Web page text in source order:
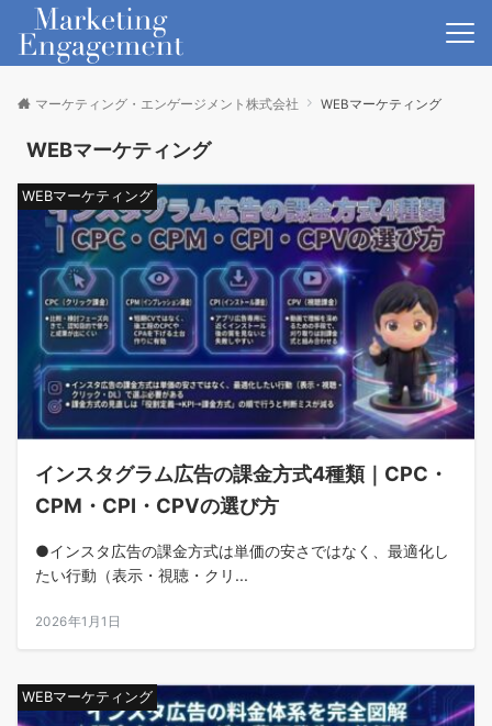
マーケティング・エンゲージメント株式会社 WEBマーケティング
WEBマーケティング
WEBマーケティング
インスタグラム広告の課金方式4種類｜CPC・
CPM・CPI・CPVの選び方
●インスタ広告の課金方式は単価の安さではなく、最適化し
たい行動（表示・視聴・クリ...
2026年1月1日
WEBマーケティング